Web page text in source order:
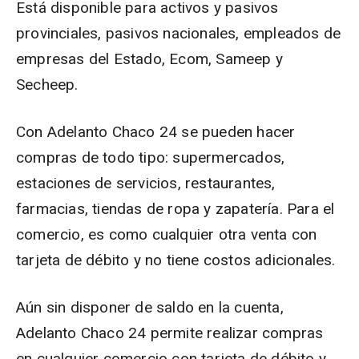
Está disponible para activos y pasivos
provinciales, pasivos nacionales, empleados de
empresas del Estado, Ecom, Sameep y
Secheep.
Con Adelanto Chaco 24 se pueden hacer
compras de todo tipo: supermercados,
estaciones de servicios, restaurantes,
farmacias, tiendas de ropa y zapatería. Para el
comercio, es como cualquier otra venta con
tarjeta de débito y no tiene costos adicionales.
Aún sin disponer de saldo en la cuenta,
Adelanto Chaco 24 permite realizar compras